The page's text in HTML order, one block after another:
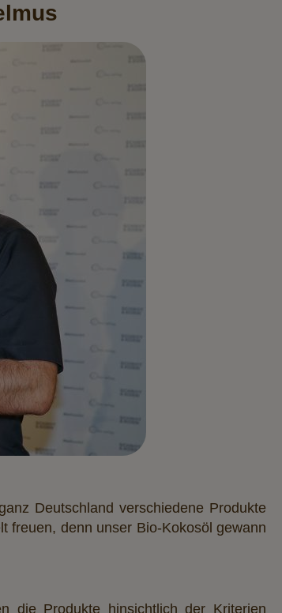
Deutschland verschiedene Produkte
freuen, denn unser Bio-Kokosöl gewann
die Produkte hinsichtlich der Kriterien